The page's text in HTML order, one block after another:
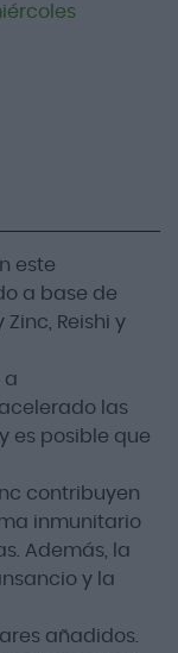
este
a base de
Reishi y
a
las
es posible que
contribuyen
inmunitario
Además, la
y la
añadidos.